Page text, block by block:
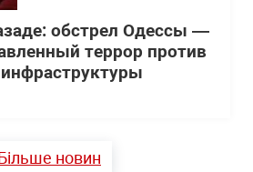
обстрел Одессы —
террор против
новин